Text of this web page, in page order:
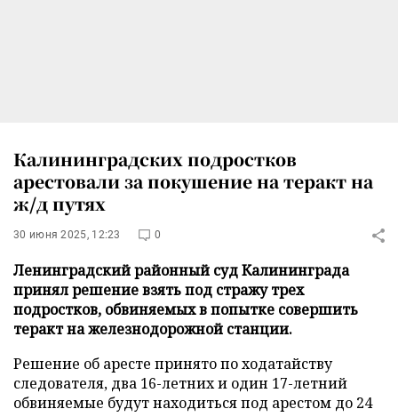
Калининградских подростков
арестовали за покушение на теракт на
ж/д путях
30 июня 2025, 12:23 0
Ленинградский районный суд Калининграда
принял решение взять под стражу трех
подростков, обвиняемых в попытке совершить
теракт на железнодорожной станции.
Решение об аресте принято по ходатайству
следователя, два 16-летних и один 17-летний
обвиняемые будут находиться под арестом до 24